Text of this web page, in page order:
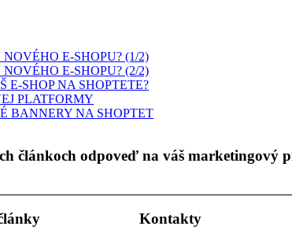
E-SHOPU? (1/2)
E-SHOPU? (2/2)
SHOP NA SHOPTETE?
PLATFORMY
BANNERY NA SHOPTET
článkoch odpoveď na váš marketingový
Kontakty